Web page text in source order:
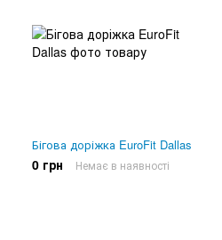
Бігова доріжка EuroFit Dallas
0 грн Немає в наявності